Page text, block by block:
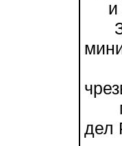
и
дел